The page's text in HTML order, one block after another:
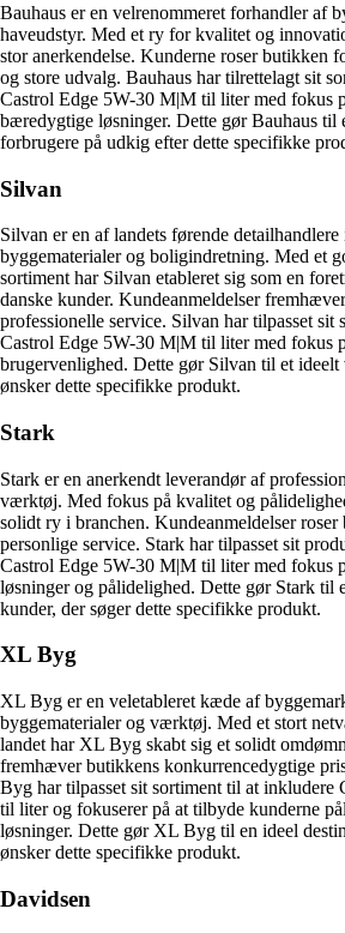
Bauhaus er en velrenommeret forhandler af
haveudstyr. Med et ry for kvalitet og
stor anerkendelse. Kunderne roser butikken
og store udvalg. Bauhaus har tilrettelagt sit
Castrol Edge 5W-30 M|M til liter med fokus
bæredygtige løsninger. Dette gør Bauhaus til
forbrugere på udkig efter dette specifikke
Silvan
Silvan er en af landets førende
byggematerialer og boligindretning. Med et
sortiment har Silvan etableret sig som en
danske kunder. Kundeanmeldelser
professionelle service. Silvan har tilpasset sit
Castrol Edge 5W-30 M|M til liter med fokus
brugervenlighed. Dette gør Silvan til et
ønsker dette specifikke produkt.
Stark
Stark er en anerkendt leverandør af
værktøj. Med fokus på kvalitet og
solidt ry i branchen. Kundeanmeldelser roser
personlige service. Stark har tilpasset sit
Castrol Edge 5W-30 M|M til liter med fokus
løsninger og pålidelighed. Dette gør Stark til
kunder, der søger dette specifikke produkt.
XL Byg
XL Byg er en veletableret kæde af
byggematerialer og værktøj. Med et stort
landet har XL Byg skabt sig et solidt
fremhæver butikkens konkurrencedygtige
Byg har tilpasset sit sortiment til at inkludere
til liter og fokuserer på at tilbyde kunderne
løsninger. Dette gør XL Byg til en ideel
ønsker dette specifikke produkt.
Davidsen